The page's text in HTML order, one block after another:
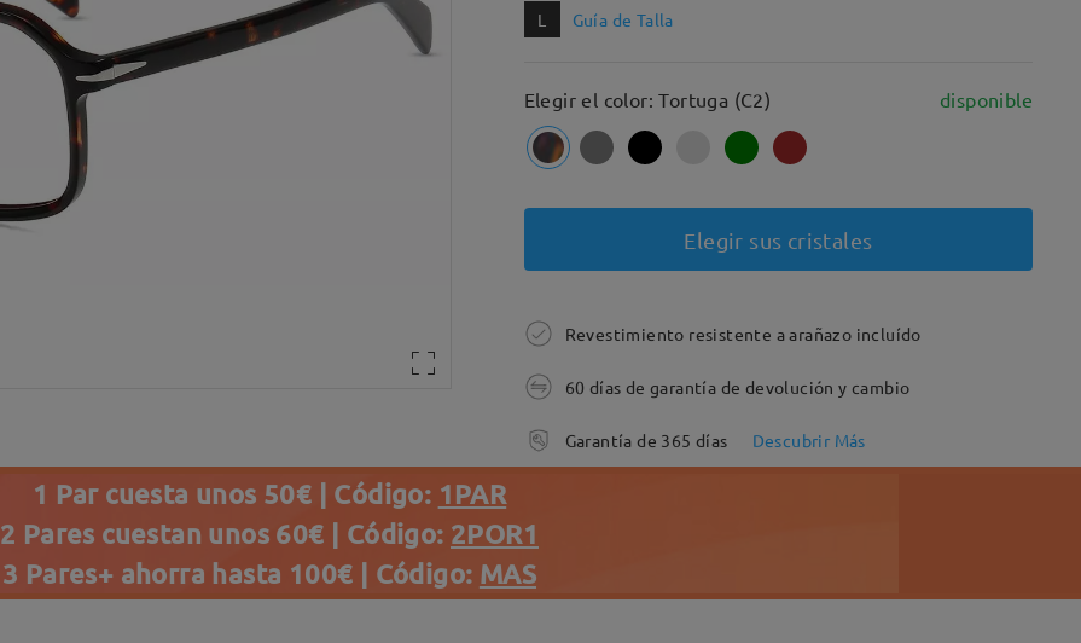
L Guía de Talla
Elegir el color: Tortuga (C2) disponible
Elegir sus cristales
Revestimiento resistente a arañazo incluído
60 días de garantía de devolución y cambio
Garantía de 365 días Descubrir Más
1 Par cuesta unos 50€ | Código: 1PAR
2 Pares cuestan unos 60€ | Código: 2POR1
3 Pares+ ahorra hasta 100€ | Código: MAS